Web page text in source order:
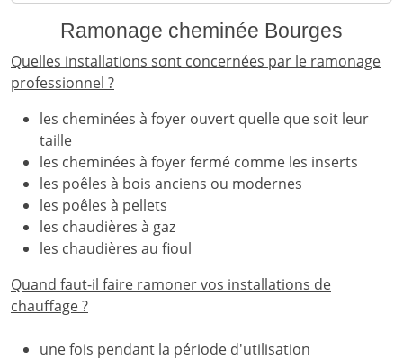
Ramonage cheminée Bourges
Quelles installations sont concernées par le ramonage
professionnel ?
les cheminées à foyer ouvert quelle que soit leur
taille
les cheminées à foyer fermé comme les inserts
les poêles à bois anciens ou modernes
les poêles à pellets
les chaudières à gaz
les chaudières au fioul
Quand faut-il faire ramoner vos installations de
chauffage ?
une fois pendant la période d'utilisation